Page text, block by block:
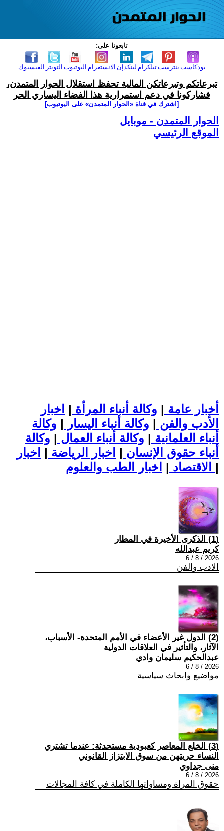
تابعونا على:
الفيسبوك التويتر اليوتيوب الانستغرام لينكدإن تيلكرامبنترست بودكاست
تبرعاتكم وتبرعاتكن المالية تحفظ استقلال الحوار المتمدن،
فشاركونا في دعم استمرارية هذا الفضاء اليساري الحر
[اشترك في قناة ‫«الحوار المتمدن» على اليوتيوب]
الحوار المتمدن - موبايل
الموقع الرئيسي
أخبار عامة | وكالة أنباء المرأة | اخبار
الأدب والفن | وكالة أنباء اليسار | وكالة
أنباء العلمانية | وكالة أنباء العمال | وكالة
أنباء حقوق الإنسان | اخبار الرياضة | اخبار
الاقتصاد | |
(1) الذكرى الأخيرة في المطار
كريم عبدالله
2026 / 8 / 6
الادب والفن
(2) الدول غير الأعضاء في الأمم المتحدة- الأسباب،
الآثار، والتأثير في العلاقات الدولية
عبدالحكيم سليمان وادي
2026 / 8 / 6
مواضيع وابحاث سياسية
(3) الخلع المعاصر كعبودية مستحدثة: عندما تشتري
النساء حريتهن من سوق الابتزاز القانوني
منى جداوي
2026 / 8 / 6
حقوق المراة ومساواتها الكاملة في كافة المجالات